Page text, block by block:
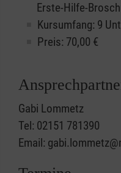
Erste-Hilfe-
Kursumfang: 9
Preis: 70,00 €
Gabi Lommetz
Tel: 02151 781390
Email: